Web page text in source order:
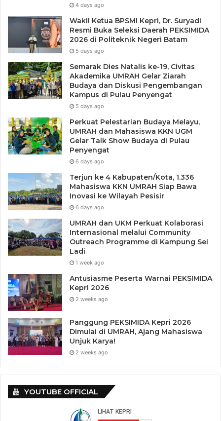
4 days ago
Wakil Ketua BPSMI Kepri, Dr. Suryadi
Resmi Buka Seleksi Daerah PEKSIMIDA
2026 di Politeknik Negeri Batam
5 days ago
Semarak Dies Natalis ke-19, Civitas
Akademika UMRAH Gelar Ziarah
Budaya dan Diskusi Pengembangan
Kampus di Pulau Penyengat
5 days ago
Perkuat Pelestarian Budaya Melayu,
UMRAH dan Mahasiswa KKN UGM
Gelar Talk Show Budaya di Pulau
Penyengat
6 days ago
Terjun ke 4 Kabupaten/Kota, 1.336
Mahasiswa KKN UMRAH Siap Bawa
Inovasi ke Wilayah Pesisir
6 days ago
UMRAH dan UKM Perkuat Kolaborasi
Internasional melalui Community
Outreach Programme di Kampung Sei
Ladi
1 week ago
Antusiasme Peserta Warnai PEKSIMIDA
Kepri 2026
2 weeks ago
Panggung PEKSIMIDA Kepri 2026
Dimulai di UMRAH, Ajang Mahasiswa
Unjuk Karya!
2 weeks ago
YOUTUBE OFFICIAL